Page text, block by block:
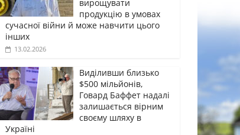
вирощувати
продукцію в умовах
сучасної війни й може навчити цього
інших
13.02.2026
Виділивши близько
$500 мільйонів,
Говард Баффет надалі
залишається вірним
своєму шляху в
Україні